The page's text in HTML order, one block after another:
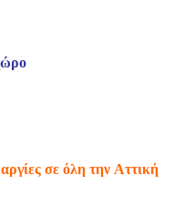
σε όλη την Αττική